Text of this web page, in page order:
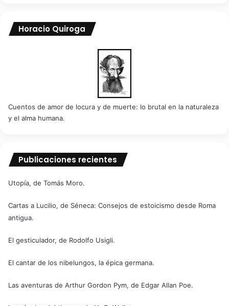
Horacio Quiroga
Cuentos de amor de locura y de muerte: lo brutal en la naturaleza
y el alma humana.
Publicaciones recientes
Utopía, de Tomás Moro.
Cartas a Lucilio, de Séneca: Consejos de estoicismo desde Roma
antigua.
El gesticulador, de Rodolfo Usigli.
El cantar de los nibelungos, la épica germana.
Las aventuras de Arthur Gordon Pym, de Edgar Allan Poe.